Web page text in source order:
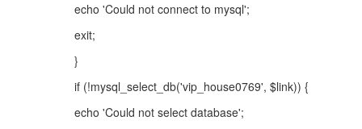
echo 'Could not connect to mysql';
exit;
}
if (!mysql_select_db('vip_house0769', $link)) {
echo 'Could not select database';